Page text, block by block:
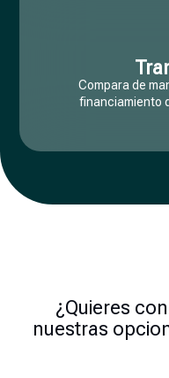
Compara de
financiamiento
¿Quieres
nuestras